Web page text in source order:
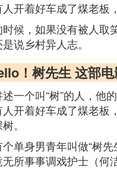
开着好车成了煤老板
候，如果没有被人取
说乡村异人志。
！树先生 这部
一个叫“树”的人，他
开着好车成了煤老板
。
单身男青年叫做“树
无所事事调戏护士（何